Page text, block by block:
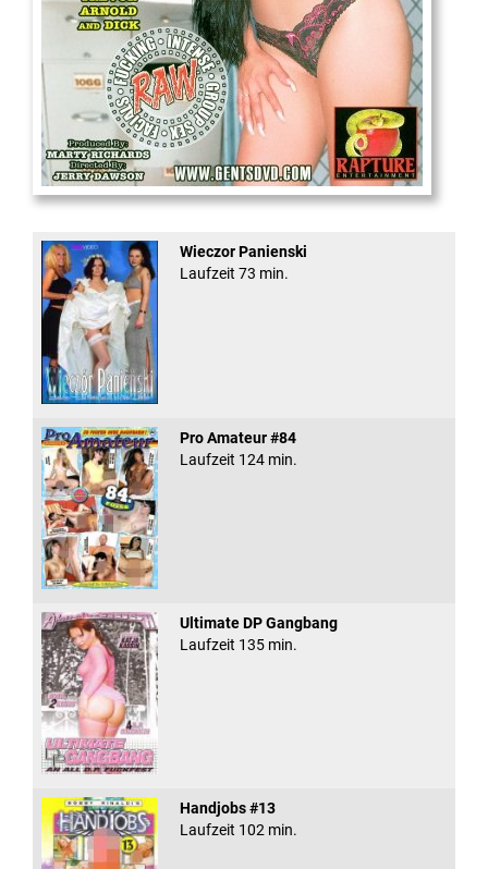
Office Slut Gangbang
Wieczor Panienski
Laufzeit 73 min.
Pro Amateur #84
Laufzeit 124 min.
Ultimate DP Gangbang
Laufzeit 135 min.
Handjobs #13
Laufzeit 102 min.